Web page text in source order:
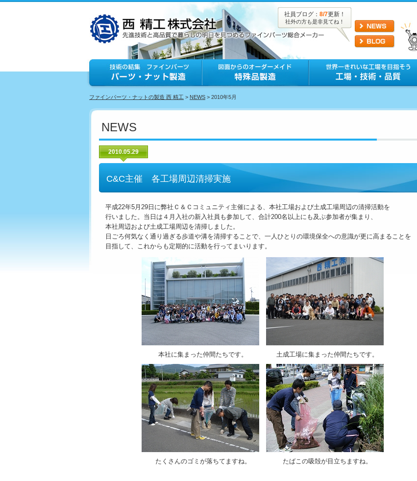
社員ブログ： 8/7更新！
社外の方も是非見てね！
ファインパーツ・ナットの製造 西 精工 > NEWS > 2010年5月
NEWS
2010.05.29
C&C主催 各工場周辺清掃実施
平成22年5月29日に弊社Ｃ＆Ｃコミュニティ主催による、本社工場および土成工場周辺の清掃活動を
行いました。当日は４月入社の新入社員も参加して、合計200名以上にも及ぶ参加者が集まり、
本社周辺および土成工場周辺を清掃しました。
日ごろ何気なく通り過ぎる歩道や溝を清掃することで、一人ひとりの環境保全への意識が更に高まることを
目指して、これからも定期的に活動を行ってまいります。
本社に集まった仲間たちです。 土成工場に集まった仲間たちです。
たくさんのゴミが落ちてますね。 たばこの吸殻が目立ちますね。